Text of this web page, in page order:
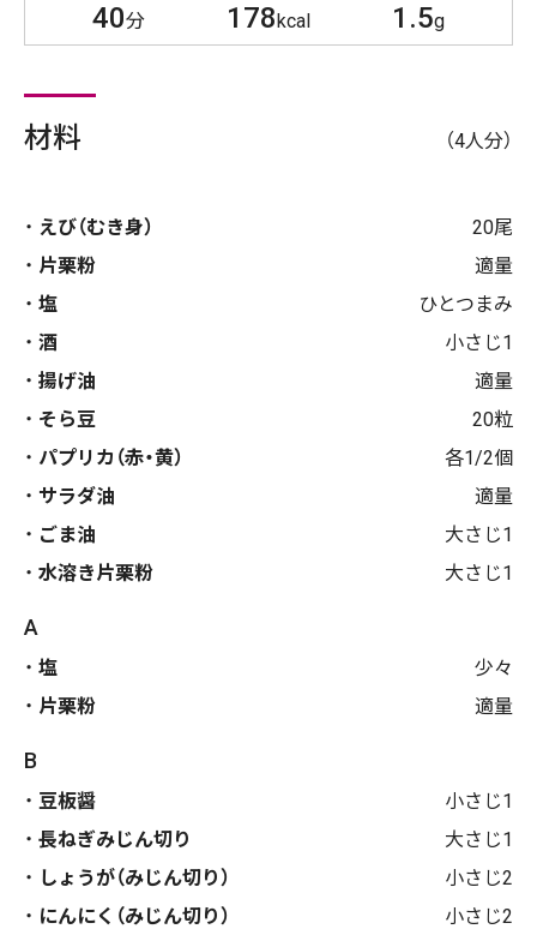
40分 178kcal 1.5g
材料 （4人分）
えび（むき身）
20尾
片栗粉
適量
塩
ひとつまみ
酒
小さじ1
揚げ油
適量
そら豆
20粒
パプリカ（赤・黄）
各1/2個
サラダ油
適量
ごま油
大さじ1
水溶き片栗粉
大さじ1
A
塩
少々
片栗粉
適量
B
豆板醤
小さじ1
長ねぎみじん切り
大さじ1
しょうが（みじん切り）
小さじ2
にんにく（みじん切り）
小さじ2